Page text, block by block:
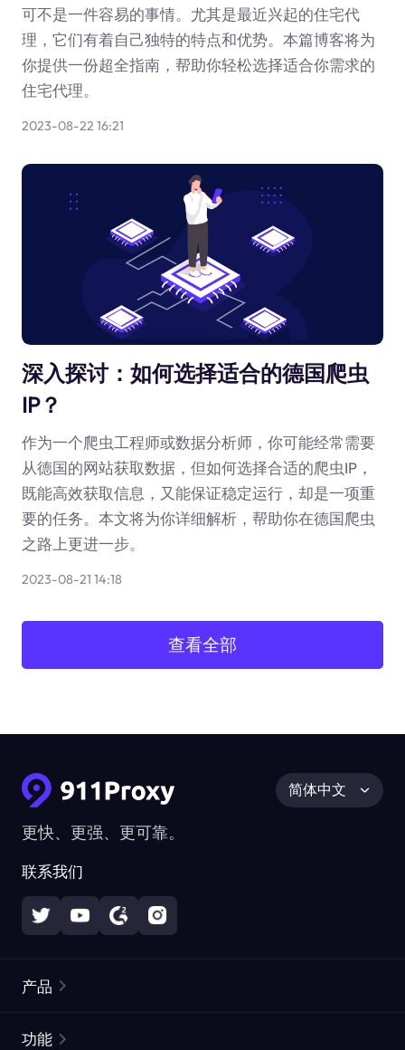
可不是一件容易的事情。尤其是最近兴起的住宅代
理，它们有着自己独特的特点和优势。本篇博客将为
你提供一份超全指南，帮助你轻松选择适合你需求的
住宅代理。
2023-08-22 16:21
深入探讨：如何选择适合的德国爬虫
IP？
作为一个爬虫工程师或数据分析师，你可能经常需要
从德国的网站获取数据，但如何选择合适的爬虫IP，
既能高效获取信息，又能保证稳定运行，却是一项重
要的任务。本文将为你详细解析，帮助你在德国爬虫
之路上更进一步。
2023-08-21 14:18
查看全部
更快、更强、更可靠。
联系我们
简体中文
产品
功能